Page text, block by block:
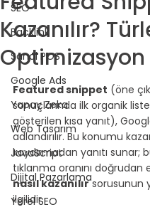
SEO
Backlink
Sanal POS
Google Ads
Yapay Zeka
Web Tasarım
JavaScript
Dijital Pazarlama
Yerel SEO
Kazanılır?
Featured snippet (öne
sonuçlarında ilk organik
gösterilen kısa yanıt),
adlandırılır. Bu konumu
kaydırmadan yanıtı
tıklanma oranını doğrudan
nasıl kazanılır sorusunun
ilgilidir.